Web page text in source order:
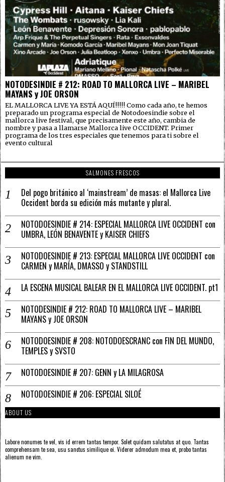
NOTODESINDIE # 212: ROAD TO MALLORCA LIVE – MARIBEL
MAYANS y JOE ORSON
EL MALLORCA LIVE YA ESTÁ AQUÍ!!!!! Como cada año, te hemos
preparado un programa especial de Notodoesindie sobre el
mallorca live festival, que precisamente este año, cambia de
nombre y pasa a llamarse Mallorca live OCCIDENT. Primer
programa de los tres especiales que tenemos para ti sobre el
evento cultural
SALMONES FRESCOS
Del pogo británico al ‘mainstream’ de masas: el Mallorca Live
Occident borda su edición más mutante y plural.
NOTODOESINDIE # 214: ESPECIAL MALLORCA LIVE OCCIDENT con
UMBRA, LEÓN BENAVENTE y KAISER CHIEFS
NOTODOESINDIE # 213: ESPECIAL MALLORCA LIVE OCCIDENT con
CARMEN y MARÍA, DMASSO y STANDSTILL
LA ESCENA MUSICAL BALEAR EN EL MALLORCA LIVE OCCIDENT. pt1
NOTODESINDIE # 212: ROAD TO MALLORCA LIVE – MARIBEL
MAYANS y JOE ORSON
NOTODOESINDIE # 208: NOTODOESCRANC con FIN DEL MUNDO,
TEMPLES y SVSTO
NOTODOESINDIE # 207: GENN y LA MILAGROSA
NOTODOESINDIE # 206: ESPECIAL SILOÉ
ABOUT US
Labore nonumes te vel, vis id errem tantas tempor. Solet quidam salutatus at quo. Tantas
comprehensam te sea, usu sanctus similique ei. Viderer admodum mea et, probo tantas
alienum ne vim.